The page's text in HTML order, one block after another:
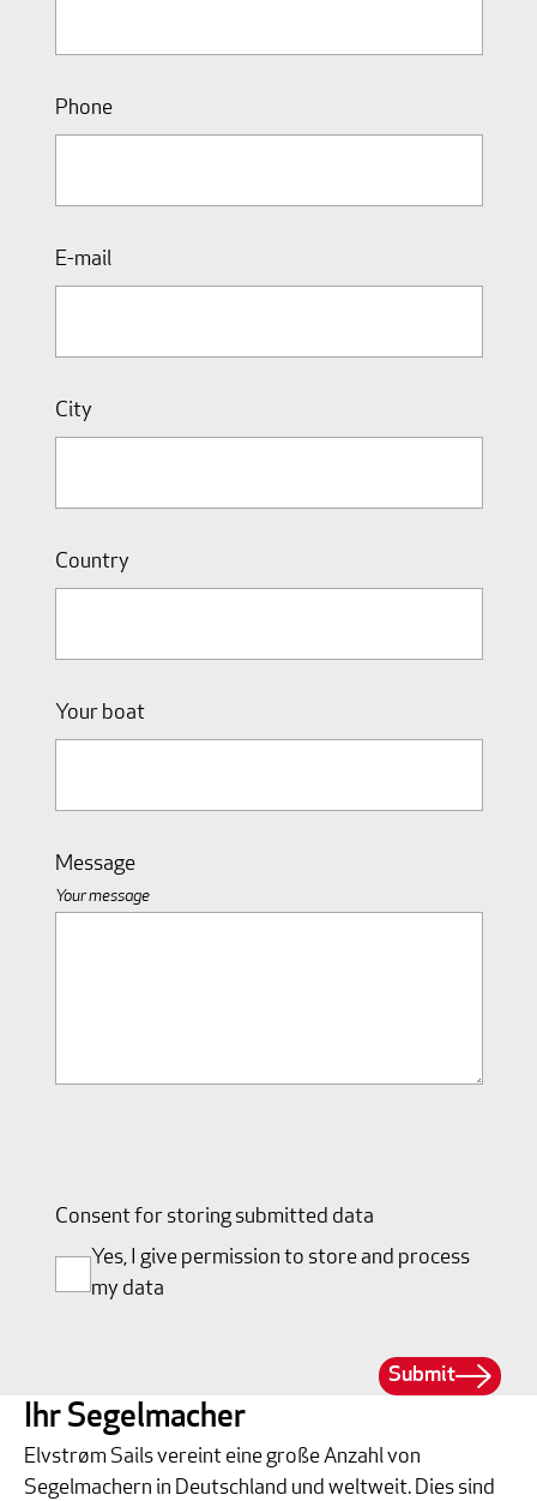
Phone
E-mail
City
Country
Your boat
Message
Your message
Consent for storing submitted data
Yes, I give permission to store and process
my data
Submit
Ihr Segelmacher
Elvstrøm Sails vereint eine große Anzahl von
Segelmachern in Deutschland und weltweit. Dies sind